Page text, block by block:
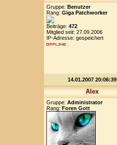
Gruppe: Benutzer
Rang: Giga Patchworker
Beiträge: 472
Mitglied seit: 27.09.2006
IP-Adresse: gespeichert
14.01.2007 20:06:39
Alex
Gruppe: Administrator
Rang: Foren Gott